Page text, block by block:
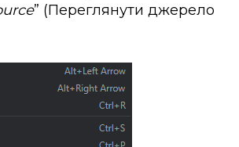
” (Переглянути джерело